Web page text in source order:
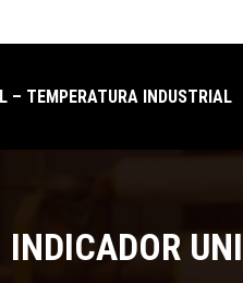
– TEMPERATURA INDUSTRIAL
INDICADOR